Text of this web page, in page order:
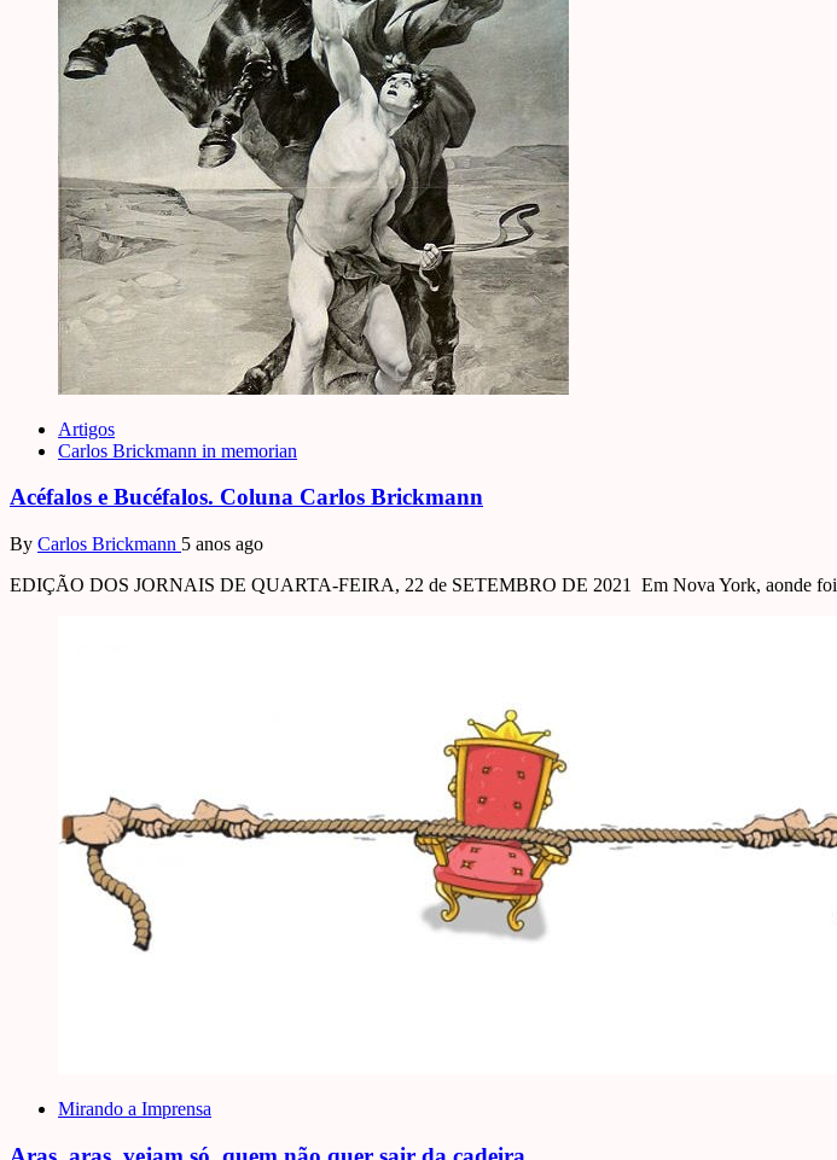
Artigos
Carlos Brickmann in memorian
Acéfalos e Bucéfalos. Coluna Carlos Brickmann
By Carlos Brickmann 5 anos ago
EDIÇÃO DOS JORNAIS DE QUARTA-FEIRA, 22 de SETEMBRO DE 2021 Em Nova York, aonde foi
Mirando a Imprensa